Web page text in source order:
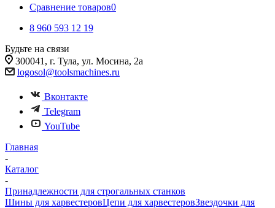
Сравнение товаров0
8 960 593 12 19
Будьте на связи
300041, г. Тула, ул. Мосина, 2а
logosol@toolsmachines.ru
Вконтакте
Telegram
YouTube
Главная
-
Каталог
-
Принадлежности для строгальных станков
Шины для харвестеровЦепи для харвестеровЗвездочки для